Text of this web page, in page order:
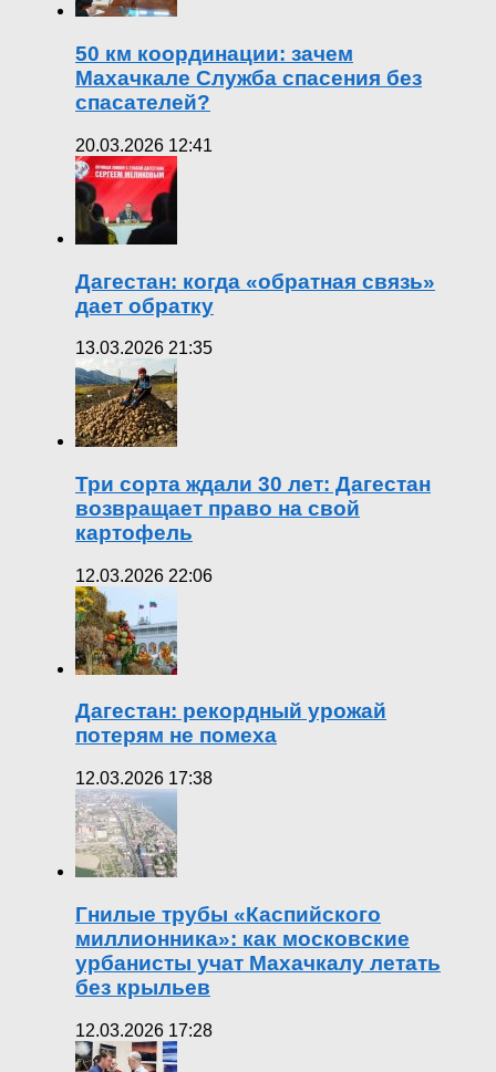
50 км координации: зачем
Махачкале Служба спасения без
спасателей?
20.03.2026 12:41
Дагестан: когда «обратная связь»
дает обратку
13.03.2026 21:35
Три сорта ждали 30 лет: Дагестан
возвращает право на свой
картофель
12.03.2026 22:06
Дагестан: рекордный урожай
потерям не помеха
12.03.2026 17:38
Гнилые трубы «Каспийского
миллионника»: как московские
урбанисты учат Махачкалу летать
без крыльев
12.03.2026 17:28